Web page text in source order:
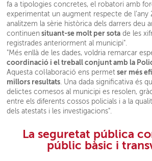
fa a tipologies concretes, el robatori amb
experimentat un augment respecte de l’any
analitzem la sèrie històrica dels darrers deu
continuen situant-se molt per sota de les
registrades anteriorment al municipi".
"Més enllà de les dades, voldria remarcar
coordinació i el treball conjunt amb la
Aquesta col·laboració ens permet ser més
millors resultats. Una dada significativa és
delictes comesos al municipi es resolen,
entre els diferents cossos policials i a la
dels atestats i les investigacions".
La seguretat pública
públic bàsic i